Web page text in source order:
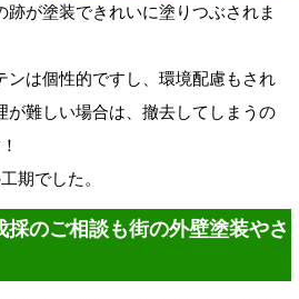
が塗装できれいに塗りつぶされま
ンは個性的ですし、環境配慮もされ
が難しい場合は、撤去してしまうの
期でした。
採のご相談も街の外壁塗装やさ